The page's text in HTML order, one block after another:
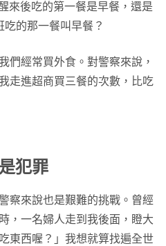
來後吃的第一餐是早餐，還是
的那一餐叫早餐？
們經常買外食。對警察來說，
走進超商買三餐的次數，比吃
犯罪
察來說也是艱難的挑戰。曾經
，一名婦人走到我後面，瞪大
東西喔？」我想就算找遍全世